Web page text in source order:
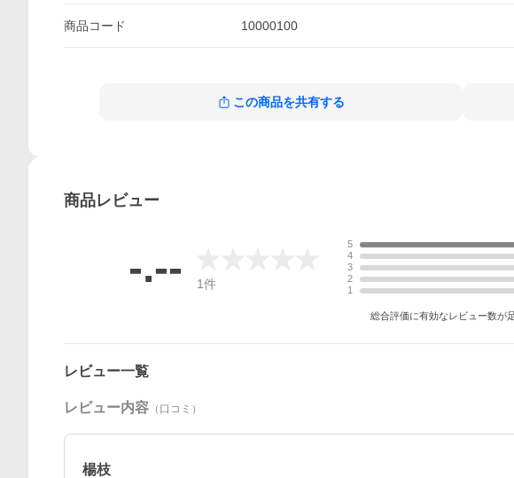
商品コード 10000100
この商品を共有する
商品レビュー
-.-- 1件
5
4
3
2
1
総合評価に有効なレビュー数が
レビュー一覧
レビュー内容 （口コミ）
楊枝